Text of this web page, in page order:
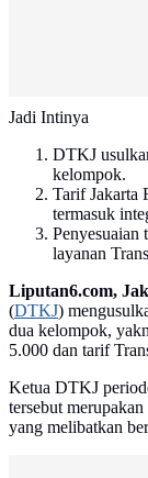
Jadi Intinya
DTKJ
kelompok.
Tarif Jakarta
termasuk
Penyesuaian
layanan
Liputan6.com,
(DTKJ)
dua kelompok,
5.000 dan tarif
Ketua DTKJ
tersebut
yang melibatkan